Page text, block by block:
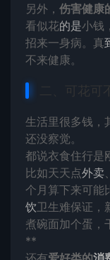
另外， 伤害健康
看似花的是小钱
招来一身病。真
不来健康。
二、可花可
生活里很多钱，
还没察觉。
都说衣食住行是
比如天天点外卖
个月算下来可能
饮卫生难保证，
煮碗面加个蛋，
**